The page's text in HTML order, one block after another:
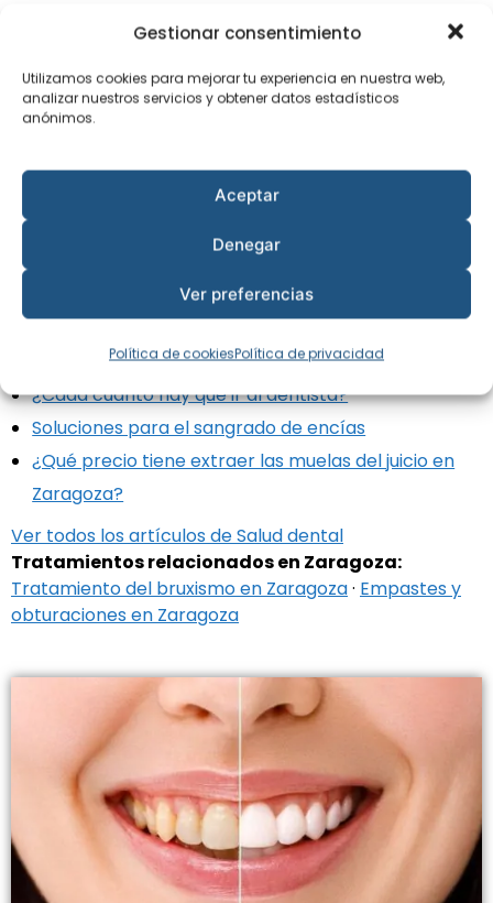
Gestionar consentimiento
Utilizamos cookies para mejorar tu experiencia en nuestra web,
analizar nuestros servicios y obtener datos estadísticos
anónimos.
Aceptar
Denegar
Ver preferencias
Política de cookiesPolítica de privacidad
cita sin compromiso.
Fuentes y más
Contenido divulgativo revisado por el Dr. David
Cardona Soro. Para ampliar: Consejo General de
Dentistas de España (consejodentistas.es).
Artículos relacionados
¿Cada cuánto hay que ir al dentista?
Soluciones para el sangrado de encías
¿Qué precio tiene extraer las muelas del juicio en
Zaragoza?
Ver todos los artículos de Salud dental
Tratamientos relacionados en Zaragoza:
Tratamiento del bruxismo en Zaragoza· Empastes y
obturaciones en Zaragoza